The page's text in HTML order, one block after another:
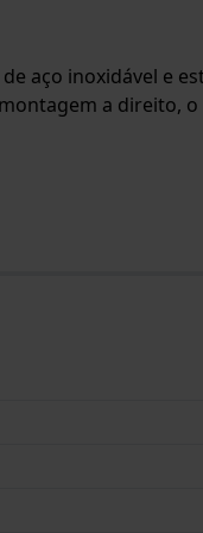
aço inoxidável e
a direito,